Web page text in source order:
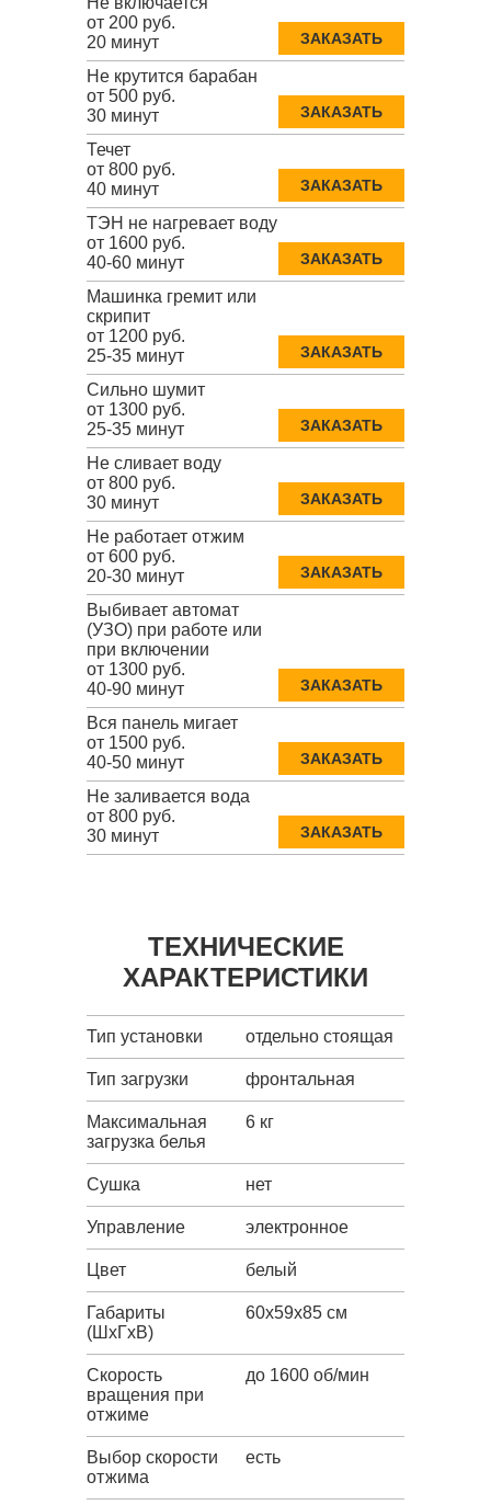
от 200 руб.
20 минут
ЗАКАЗАТЬ
Не крутится барабан
от 500 руб.
30 минут
ЗАКАЗАТЬ
Течет
от 800 руб.
40 минут
ЗАКАЗАТЬ
ТЭН не нагревает воду
от 1600 руб.
40-60 минут
ЗАКАЗАТЬ
Машинка гремит или
скрипит
от 1200 руб.
25-35 минут
ЗАКАЗАТЬ
Сильно шумит
от 1300 руб.
25-35 минут
ЗАКАЗАТЬ
Не сливает воду
от 800 руб.
30 минут
ЗАКАЗАТЬ
Не работает отжим
от 600 руб.
20-30 минут
ЗАКАЗАТЬ
Выбивает автомат
(УЗО) при работе или
при включении
от 1300 руб.
40-90 минут
ЗАКАЗАТЬ
Вся панель мигает
от 1500 руб.
40-50 минут
ЗАКАЗАТЬ
Не заливается вода
от 800 руб.
30 минут
ЗАКАЗАТЬ
ТЕХНИЧЕСКИЕ
ХАРАКТЕРИСТИКИ
Тип установки отдельно стоящая
Тип загрузки фронтальная
Максимальная
загрузка белья
6 кг
Сушка нет
Управление электронное
Цвет белый
Габариты
(ШxГxВ)
60x59x85 см
Скорость
вращения при
отжиме
до 1600 об/мин
Выбор скорости
отжима
есть